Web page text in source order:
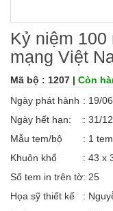
Kỷ niệm
mạng Việt
Mã bộ : 1207 | Còn
Ngày phát hành : 19/
Ngày hết hạn:
: 31/
Mẫu tem/bộ
: 1 tem
Khuôn khổ
: 43 x
Số tem in trên tờ: 25
Họa sỹ thiết kế
: